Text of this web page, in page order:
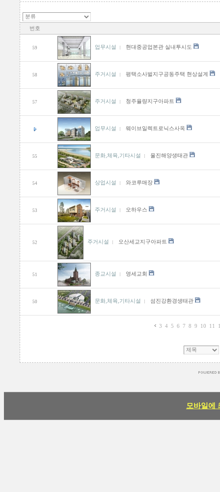
번호
59 업무시설 현대중공업본관 실내투시도
58 주거시설 평택소사벌지구공동주택 현상설계
57 주거시설 청주율량지구아파트
업무시설 웨이브일렉트로닉스사옥
55 문화,체육,기타시설 울진해양생태관
54 상업시설 와코루매장
53 주거시설 오하우스
52 주거시설 오산세교지구아파트
51 종교시설 영세교회
50 문화,체육,기타시설 섬진강환경생태관
3 4 5 6 7 8 9 10 11
모바일에